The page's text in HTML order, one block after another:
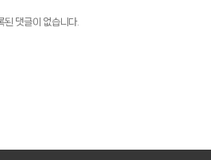
된 댓글이 없습니다.